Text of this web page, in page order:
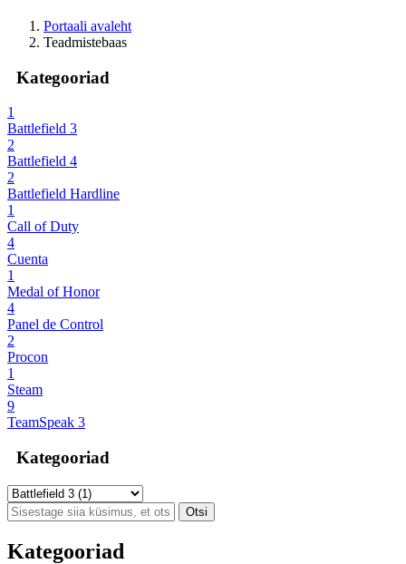
Portaali avaleht
Teadmistebaas
Kategooriad
1
Battlefield 3
2
Battlefield 4
2
Battlefield Hardline
1
Call of Duty
4
Cuenta
1
Medal of Honor
4
Panel de Control
2
Procon
1
Steam
9
TeamSpeak 3
Kategooriad
Kategooriad